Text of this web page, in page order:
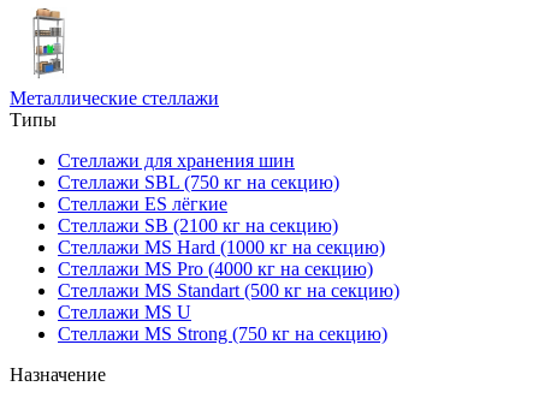
Металлические стеллажи
Типы
Стеллажи для хранения шин
Стеллажи SBL (750 кг на секцию)
Стеллажи ES лёгкие
Стеллажи SB (2100 кг на секцию)
Стеллажи MS Hard (1000 кг на секцию)
Стеллажи MS Pro (4000 кг на секцию)
Стеллажи MS Standart (500 кг на секцию)
Стеллажи MS U
Стеллажи MS Strong (750 кг на секцию)
Назначение